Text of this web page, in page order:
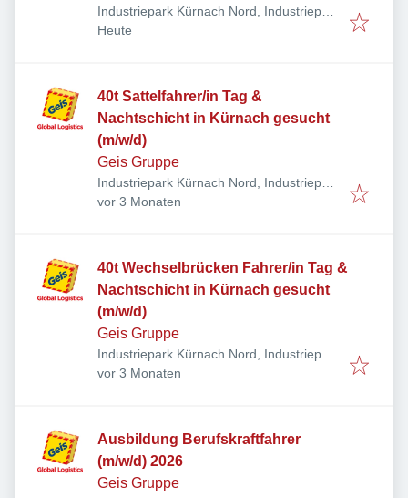
Industriepark Kürnach Nord, Industriepark
7-11, 97273 Kürnach, Deutschland
Veröffentlicht
Heute
40t Sattelfahrer/in Tag &
Nachtschicht in Kürnach gesucht
(m/w/d)
Geis Gruppe
Industriepark Kürnach Nord, Industriepark
7-11, 97273 Kürnach, Deutschland
Veröffentlicht:
vor 3 Monaten
40t Wechselbrücken Fahrer/in Tag &
Nachtschicht in Kürnach gesucht
(m/w/d)
Geis Gruppe
Industriepark Kürnach Nord, Industriepark
7-11, 97273 Kürnach, Deutschland
Veröffentlicht:
vor 3 Monaten
Ausbildung Berufskraftfahrer
(m/w/d) 2026
Geis Gruppe